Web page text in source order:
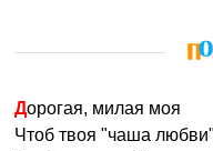
Дорогая, милая моя
Чтоб твоя "чаша